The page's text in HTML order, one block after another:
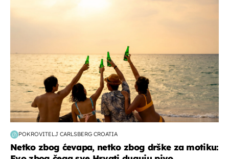
POKROVITELJ CARLSBERG CROATIA
Netko zbog ćevapa, netko zbog drške za motiku: